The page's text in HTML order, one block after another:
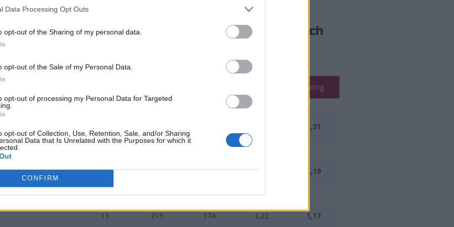
Data Processing Opt Outs
opt-out of the Sharing of my personal data.
opt-out of the Sale of my Personal Data.
opt-out of processing my Personal Data for Targeted
opt-out of Collection, Use, Retention, Sale, and/or Sharing
Data that Is Unrelated with the Purposes for which it
CONFIRM
VALORANT Game Changers Championship 2025
i ich
Rating
1,31
6 109 88 1,24 1,19
13 213 174 1,22 1,17